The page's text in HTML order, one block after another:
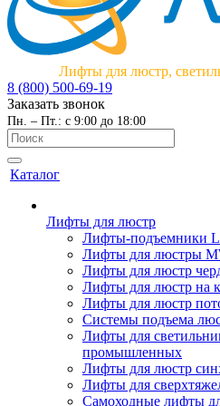
Лифты для люстр,
8 (800) 500-69-19
Заказать звонок
Пн. – Пт.: с 9:00 до 18:00
Каталог
Лифты для люстр
Лифты-подъемники
Лифты для люстры
Лифты для люстр
Лифты для люстр на
Лифты для люстр
Системы подъема
Лифты для
промышленных
Лифты для люстр
Лифты для
Самоходные лифты